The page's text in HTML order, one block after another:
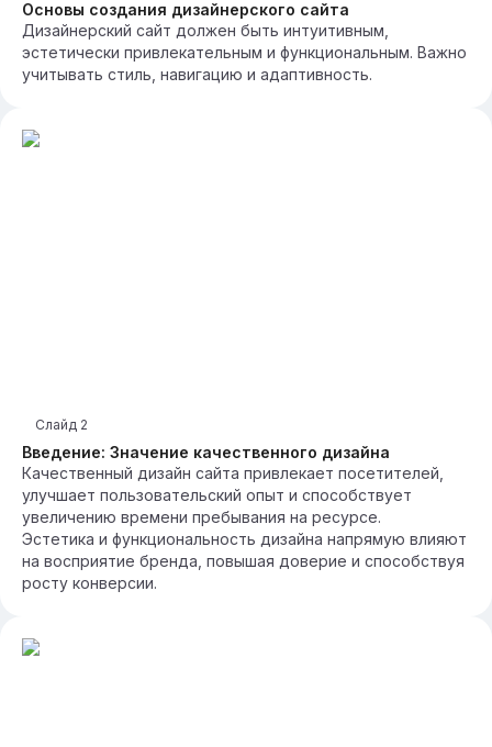
Основы создания дизайнерского сайта
Дизайнерский сайт должен быть интуитивным,
эстетически привлекательным и функциональным. Важно
учитывать стиль, навигацию и адаптивность.
Введение: Значение качественного дизайна
Слайд 2
Качественный дизайн сайта привлекает посетителей,
улучшает пользовательский опыт и способствует
увеличению времени пребывания на ресурсе.
Эстетика и функциональность дизайна напрямую влияют
на восприятие бренда, повышая доверие и способствуя
росту конверсии.